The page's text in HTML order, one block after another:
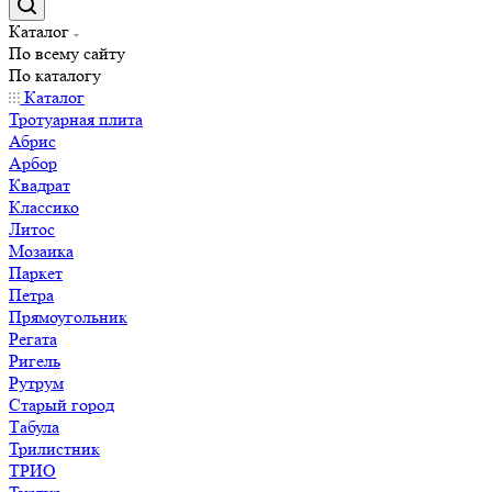
Каталог
По всему сайту
По каталогу
Каталог
Тротуарная плита
Абрис
Арбор
Квадрат
Классико
Литос
Мозаика
Паркет
Петра
Прямоугольник
Регата
Ригель
Рутрум
Старый город
Табула
Трилистник
ТРИО